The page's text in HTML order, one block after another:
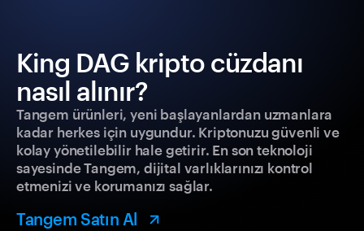
King DAG kripto cüzdanı
nasıl alınır?
Tangem ürünleri, yeni başlayanlardan uzmanlara
kadar herkes için uygundur. Kriptonuzu güvenli ve
kolay yönetilebilir hale getirir. En son teknoloji
sayesinde Tangem, dijital varlıklarınızı kontrol
etmenizi ve korumanızı sağlar.
Tangem Satın Al